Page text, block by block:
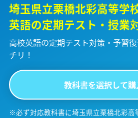
埼玉県立栗橋北彩高等学
英語の定期テスト・授業
高校英語の定期テスト対策・予習
チリ！
教科書を選択して
※必ず対応教科書に埼玉県立栗橋北彩高